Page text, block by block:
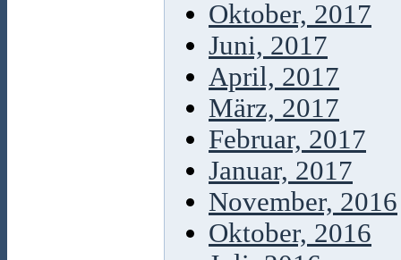
Oktober, 2017
Juni, 2017
April, 2017
März, 2017
Februar, 2017
Januar, 2017
November, 2016
Oktober, 2016